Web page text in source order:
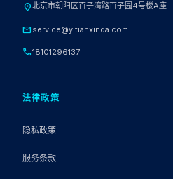
location_on北京市朝阳区百子湾路百子园4号楼A座
mail service@yitianxinda.com
call18101296137
法律政策
隐私政策
服务条款